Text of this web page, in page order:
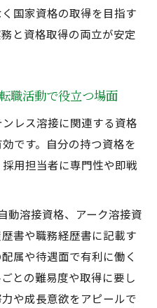
国家資格の取得を目指す
と資格取得の両立が安定
職活動で役立つ場面
レス溶接に関連する資格
です。自分の持つ資格を
用担当者に専門性や即戦
動溶接資格、アーク溶接資
書や職務経歴書に記載す
属や待遇面で有利に働く
との難易度や取得に要し
や成長意欲をアピールで